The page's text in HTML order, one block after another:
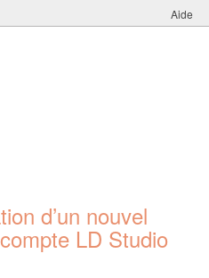
Aide
d’un nouvel
LD Studio